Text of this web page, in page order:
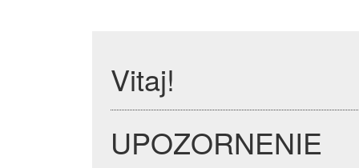
Vitaj!
UPOZORNENIE